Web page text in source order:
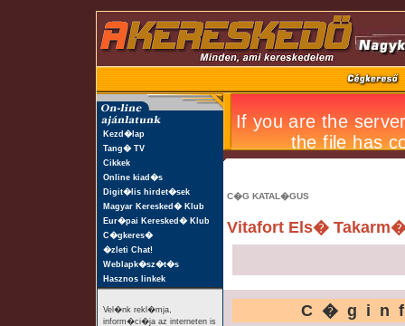
Kezd�lap
Tang� TV
Cikkek
Online kiad�s
Digit�lis hirdet�sek
Magyar Keresked� Klub
Eur�pai Keresked� Klub
C�gkeres�
�zleti Chat!
Weblapk�sz�t�s
Hasznos linkek
Vel�nk rekl�mja,
inform�ci�ja az interneten is
C�G KATAL�GUS
Vitafort Els�